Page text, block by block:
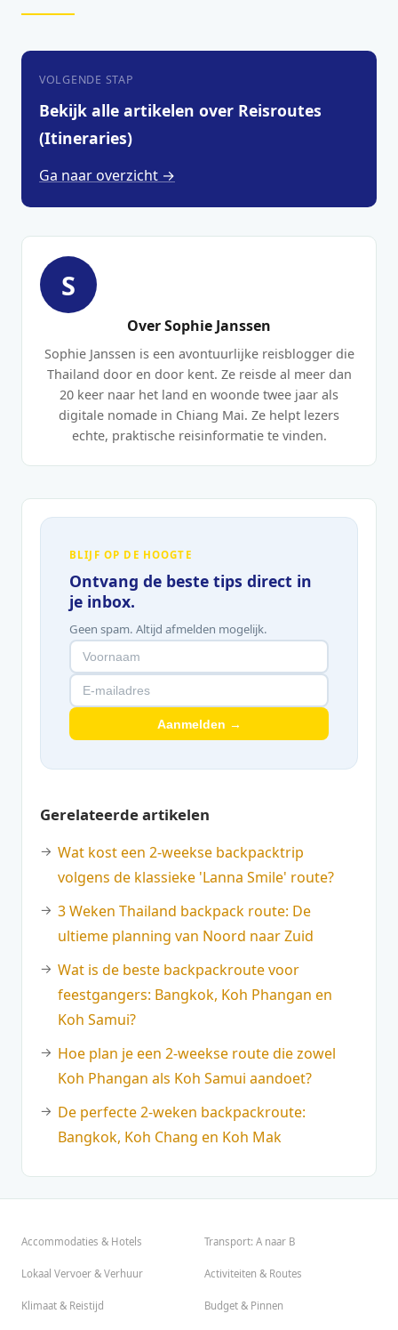
VOLGENDE STAP
Bekijk alle artikelen over Reisroutes
(Itineraries)
Ga naar overzicht →
S
Over Sophie Janssen
Sophie Janssen is een avontuurlijke reisblogger die
Thailand door en door kent. Ze reisde al meer dan
20 keer naar het land en woonde twee jaar als
digitale nomade in Chiang Mai. Ze helpt lezers
echte, praktische reisinformatie te vinden.
BLIJF OP DE HOOGTE
Ontvang de beste tips direct in
je inbox.
Geen spam. Altijd afmelden mogelijk.
Aanmelden →
Gerelateerde artikelen
Wat kost een 2-weekse backpacktrip
volgens de klassieke 'Lanna Smile' route?
3 Weken Thailand backpack route: De
ultieme planning van Noord naar Zuid
Wat is de beste backpackroute voor
feestgangers: Bangkok, Koh Phangan en
Koh Samui?
Hoe plan je een 2-weekse route die zowel
Koh Phangan als Koh Samui aandoet?
De perfecte 2-weken backpackroute:
Bangkok, Koh Chang en Koh Mak
Accommodaties & Hotels Transport: A naar B
Lokaal Vervoer & Verhuur Activiteiten & Routes
Klimaat & Reistijd Budget & Pinnen